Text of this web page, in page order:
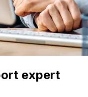
expert